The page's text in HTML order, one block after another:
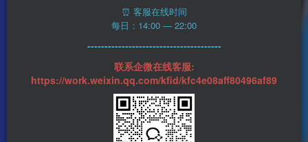
⏰ 客服在线时间
每日：14:00 — 22:00
---------------------------------------
联系企微在线客服:
https://work.weixin.qq.com/kfid/kfc4e08aff80496af89